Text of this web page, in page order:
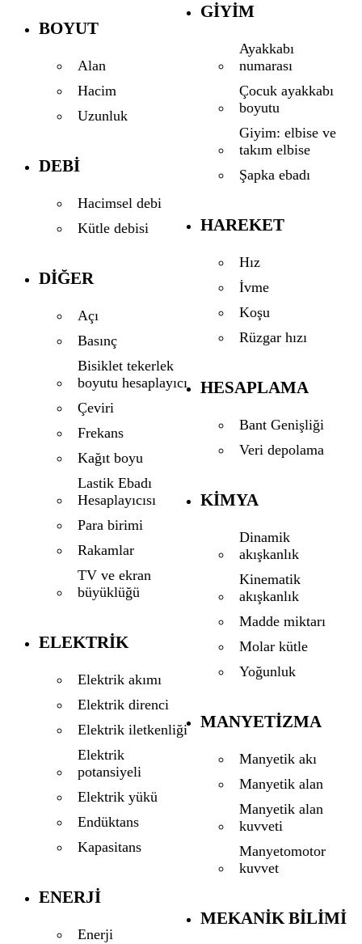
BOYUT
Alan
Hacim
Uzunluk
DEBI
Hacimsel debi
Kütle debisi
DIĞER
Açı
Basınç
Bisiklet tekerlek
boyutu hesaplayıcı
Çeviri
Frekans
Kağıt boyu
Lastik Ebadı
Hesaplayıcısı
Para birimi
Rakamlar
TV ve ekran
büyüklüğü
ELEKTRIK
Elektrik akımı
Elektrik direnci
Elektrik iletkenliği
Elektrik
potansiyeli
Elektrik yükü
Endüktans
Kapasitans
ENERJI
Enerji
GIYIM
Ayakkabı
numarası
Çocuk ayakkabı
boyutu
Giyim: elbise ve
takım elbise
Şapka ebadı
HAREKET
Hız
İvme
Koşu
Rüzgar hızı
HESAPLAMA
Bant Genişliği
Veri depolama
KIMYA
Dinamik
akışkanlık
Kinematik
akışkanlık
Madde miktarı
Molar kütle
Yoğunluk
MANYETIZMA
Manyetik akı
Manyetik alan
Manyetik alan
kuvveti
Manyetomotor
kuvvet
MEKANIK BILIMI